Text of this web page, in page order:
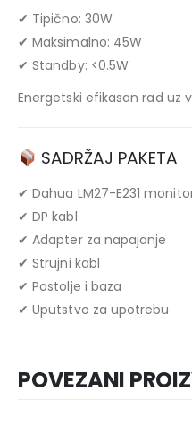
✔ Tipično: 30W
✔ Maksimalno: 45W
✔ Standby: <0.5W
Energetski efikasan rad uz
SADRŽAJ PAKETA
✔ Dahua LM27-E231
✔ DP kabl
✔ Adapter za napajanje
✔ Strujni kabl
✔ Postolje i baza
✔ Uputstvo za upotrebu
POVEZANI